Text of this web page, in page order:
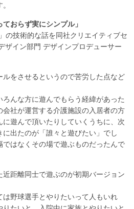
おらず実にシンプル」
の技術的な話を同社クリエイティブセ
ザイン部門 デザインプロデューサー
をさせるというので苦労した点など
んな方に遊んでもらう経緯があった
会社が運営する介護施設の入居者の方
遊んで頂いたりしていくうちに、次
出たのが「誰々と遊びたい」でし
はなくその場で遊ぶものだったんで
距離同士で遊ぶのが初期バージョン
野球選手とやりたいって人もいれ